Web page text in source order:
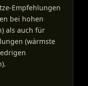
Empfehlungen
bei hohen
als auch für
(wärmste